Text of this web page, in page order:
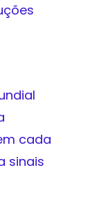
cada
sinais